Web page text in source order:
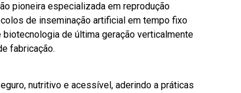
pioneira especializada em reprodução
de inseminação artificial em tempo fixo
biotecnologia de última geração verticalmente
fabricação.
nutritivo e acessível, aderindo a práticas